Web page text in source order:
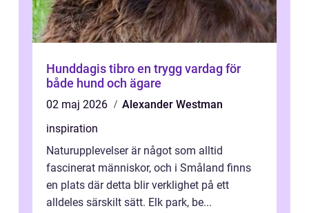
Hunddagis tibro en trygg vardag för
både hund och ägare
02 maj 2026
Alexander Westman
inspiration
Naturupplevelser är något som alltid
fascinerat människor, och i Småland finns
en plats där detta blir verklighet på ett
alldeles särskilt sätt. Elk park, be...